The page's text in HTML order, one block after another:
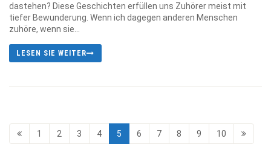
dastehen? Diese Geschichten erfüllen uns Zuhörer meist mit
tiefer Bewunderung. Wenn ich dagegen anderen Menschen
zuhöre, wenn sie...
LESEN SIE WEITER
1 2 3 4 5 6 7 8 9 10